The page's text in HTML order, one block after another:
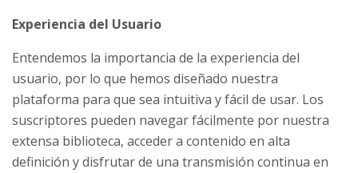
Experiencia del Usuario
Entendemos la importancia de la experiencia del
usuario, por lo que hemos diseñado nuestra
plataforma para que sea intuitiva y fácil de usar. Los
suscriptores pueden navegar fácilmente por nuestra
extensa biblioteca, acceder a contenido en alta
definición y disfrutar de una transmisión continua en